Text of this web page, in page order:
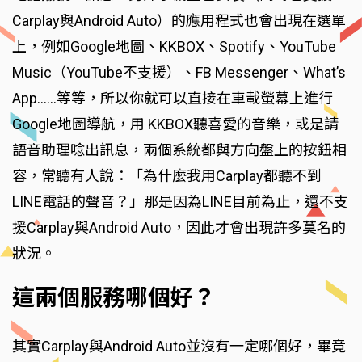
Carplay與Android Auto）的應用程式也會出現在選單
上，例如Google地圖、KKBOX、Spotify、YouTube
Music（YouTube不支援）、FB Messenger、What’s
App……等等，所以你就可以直接在車載螢幕上進行
Google地圖導航，用 KKBOX聽喜愛的音樂，或是請
語音助理唸出訊息，兩個系統都與方向盤上的按鈕相
容，常聽有人說：「為什麼我用Carplay都聽不到
LINE電話的聲音？」那是因為LINE目前為止，還不支
援Carplay與Android Auto，因此才會出現許多莫名的
狀況。
這兩個服務哪個好？
其實Carplay與Android Auto並沒有一定哪個好，畢竟